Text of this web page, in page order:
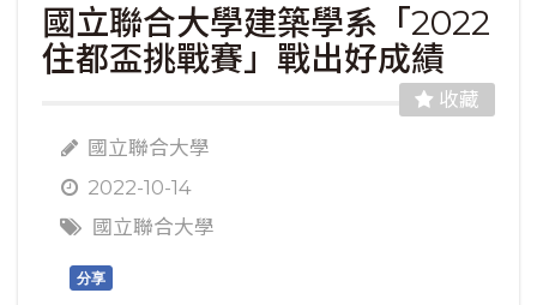
國立聯合大學建築學系「2022
住都盃挑戰賽」戰出好成績
收藏
國立聯合大學
2022-10-14
國立聯合大學
分享